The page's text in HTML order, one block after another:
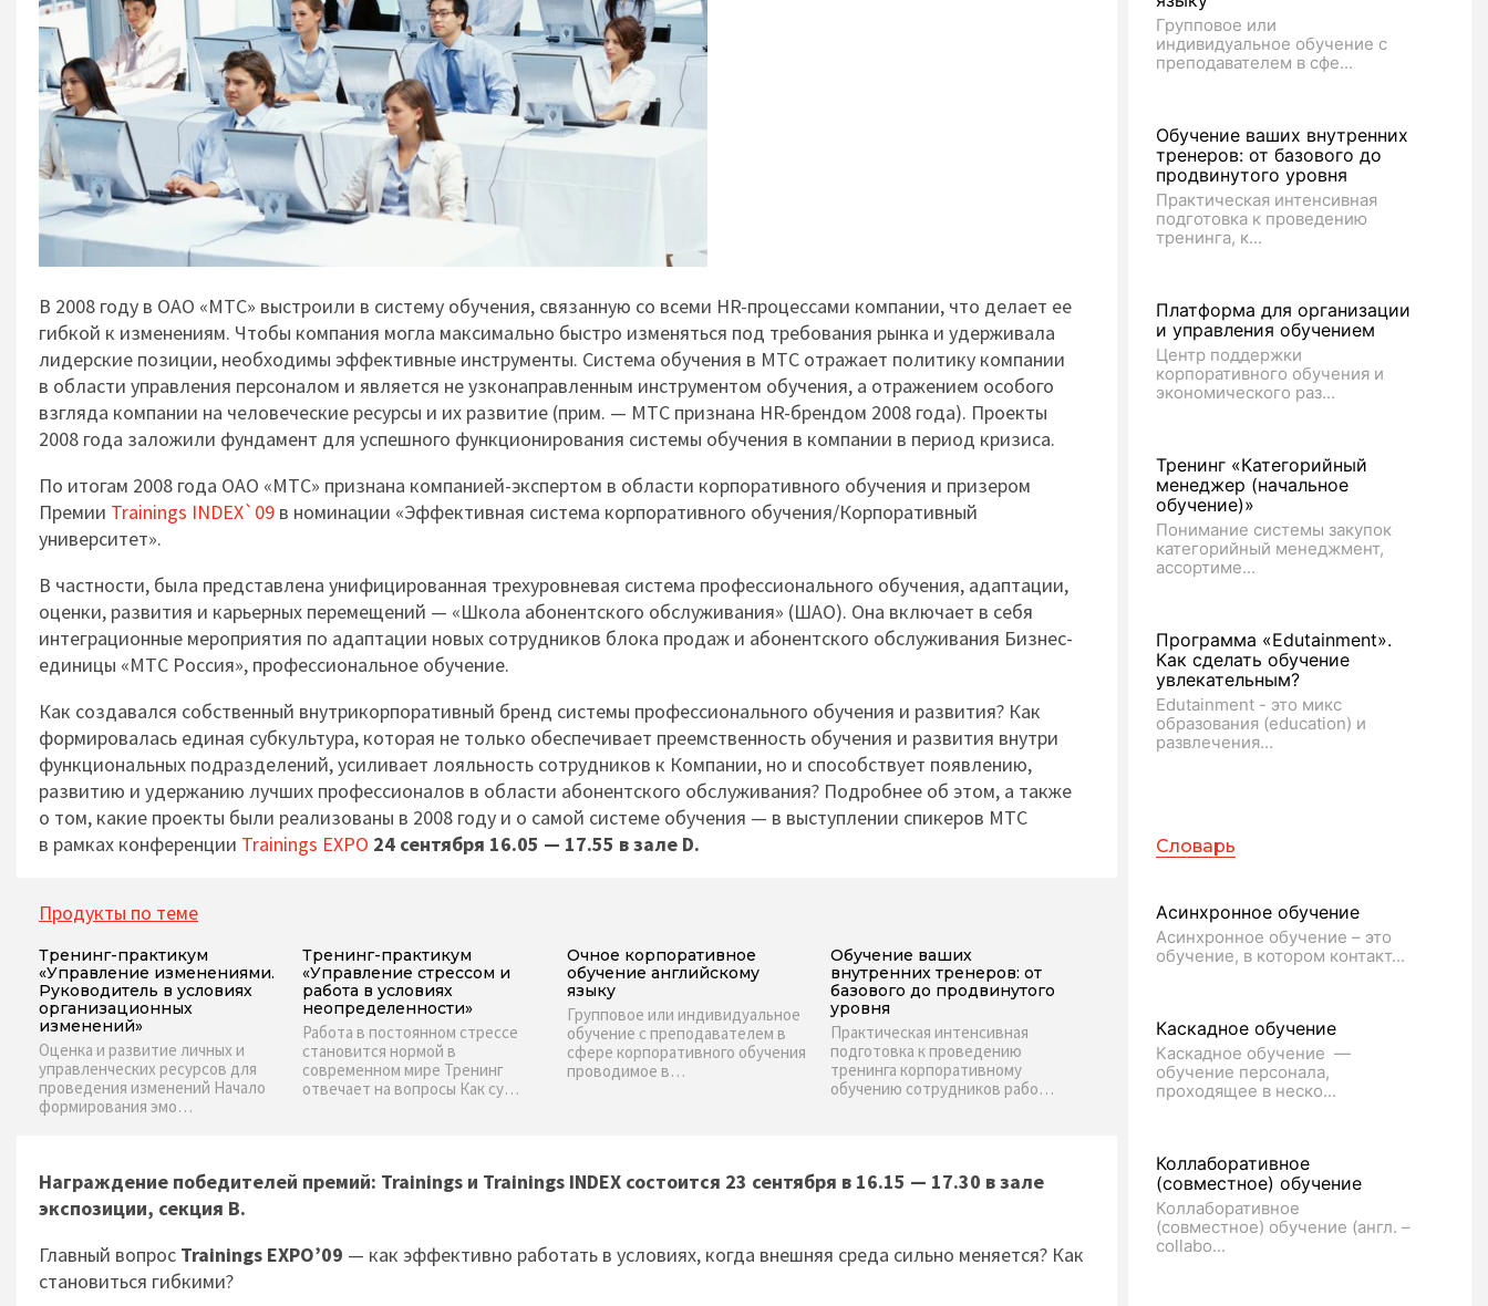
В 2008 году в ОАО «МТС» выстроили в систему обучения, связанную со всеми HR-процессами компании, что делает ее
гибкой к изменениям. Чтобы компания могла максимально быстро изменяться под требования рынка и удерживала
лидерские позиции, необходимы эффективные инструменты. Система обучения в МТС отражает политику компании
в области управления персоналом и является не узконаправленным инструментом обучения, а отражением особого
взгляда компании на человеческие ресурсы и их развитие (прим. — МТС признана HR-брендом 2008 года). Проекты
2008 года заложили фундамент для успешного функционирования системы обучения в компании в период кризиса.
По итогам 2008 года ОАО «МТС» признана компанией-экспертом в области корпоративного обучения и призером
Премии Trainings INDEX`09 в номинации «Эффективная система корпоративного обучения/Корпоративный
университет».
В частности, была представлена унифицированная трехуровневая система профессионального обучения, адаптации,
оценки, развития и карьерных перемещений — «Школа абонентского обслуживания» (ШАО). Она включает в себя
интеграционные мероприятия по адаптации новых сотрудников блока продаж и абонентского обслуживания Бизнес-
единицы «МТС Россия», профессиональное обучение.
Как создавался собственный внутрикорпоративный бренд системы профессионального обучения и развития? Как
формировалась единая субкультура, которая не только обеспечивает преемственность обучения и развития внутри
функциональных подразделений, усиливает лояльность сотрудников к Компании, но и способствует появлению,
развитию и удержанию лучших профессионалов в области абонентского обслуживания? Подробнее об этом, а также
о том, какие проекты были реализованы в 2008 году и о самой системе обучения — в выступлении спикеров МТС
в рамках конференции Trainings EXPO 24 сентября 16.05 — 17.55 в зале D.
Продукты по теме
Тренинг-практикум
«Управление изменениями.
Руководитель в условиях
организационных
изменений»
Оценка и развитие личных и
управленческих ресурсов для
проведения изменений Начало
формирования эмо…
Тренинг-практикум
«Управление стрессом и
работа в условиях
неопределенности»
Работа в постоянном стрессе
становится нормой в
современном мире Тренинг
отвечает на вопросы Как су…
Очное корпоративное
обучение английскому
языку
Групповое или индивидуальное
обучение с преподавателем в
сфере корпоративного обучения
проводимое в…
Обучение ваших
внутренних тренеров: от
базового до продвинутого
уровня
Практическая интенсивная
подготовка к проведению
тренинга корпоративному
обучению сотрудников рабо…
Награждение победителей премий: Trainings и Trainings INDEX состоится 23 сентября в 16.15 — 17.30 в зале
экспозиции, секция B.
Главный вопрос Trainings EXPO’09 — как эффективно работать в условиях, когда внешняя среда сильно меняется? Как
становиться гибкими?
Групповое или
индивидуальное обучение с
преподавателем в сфе...
Обучение ваших внутренних
тренеров: от базового до
продвинутого уровня
Практическая интенсивная
подготовка к проведению
тренинга, к...
Платформа для организации
и управления обучением
Центр поддержки
корпоративного обучения и
экономического раз...
Тренинг «Категорийный
менеджер (начальное
обучение)»
Понимание системы закупок
категорийный менеджмент,
ассортиме...
Программа «Edutainment».
Как сделать обучение
увлекательным?
Edutainment - это микс
образования (education) и
развлечения...
Словарь
Асинхронное обучение
Асинхронное обучение – это
обучение, в котором контакт...
Каскадное обучение
Каскадное обучение —
обучение персонала,
проходящее в неско...
Коллаборативное
(совместное) обучение
Коллаборативное
(совместное) обучение (англ. –
collabo...